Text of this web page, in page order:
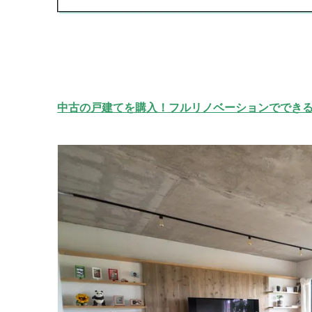
中古の戸建てを購入！フルリノベーションででき